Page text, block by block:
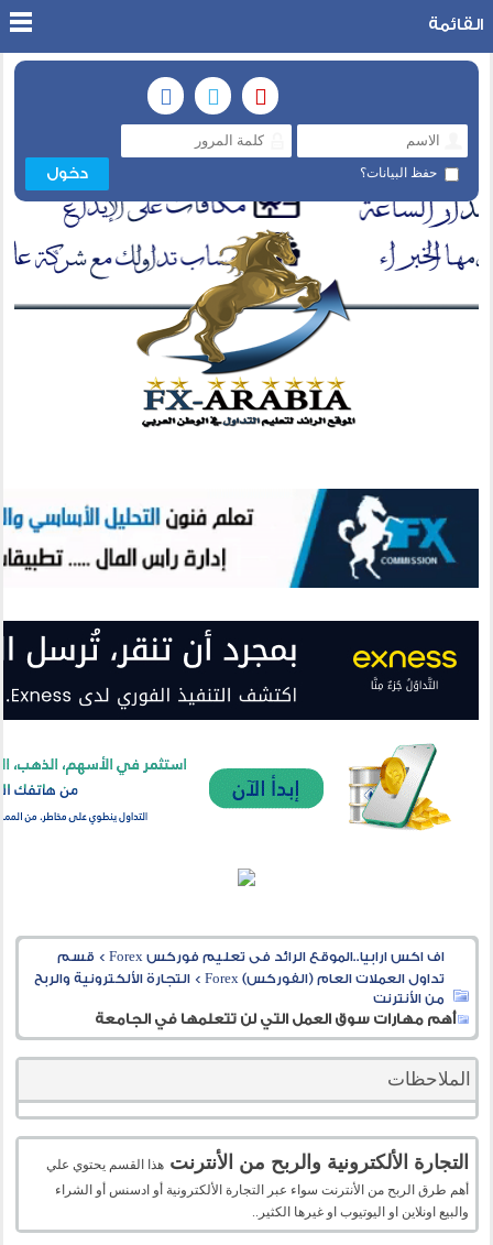
حفظ البيانات؟
القائمة
اف اكس ارابيا..الموقع الرائد فى تعليم فوركس Forex > قسم
تداول العملات العام (الفوركس) Forex
>التجارة الألكترونية والربح
من الأنترنت
أهم مهارات سوق العمل التي لن تتعلمها في الجامعة
الملاحظات
التجارة الألكترونية والربح من الأنترنت هذا القسم يحتوي علي
أهم طرق الربح من الأنترنت سواء عبر التجارة الألكترونية أو ادسنس أو الشراء
والبيع اونلاين او اليوتيوب او غيرها الكثير..